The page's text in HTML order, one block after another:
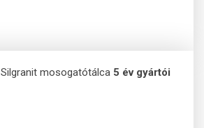
Silgranit mosogatótálca 5 év gyártói